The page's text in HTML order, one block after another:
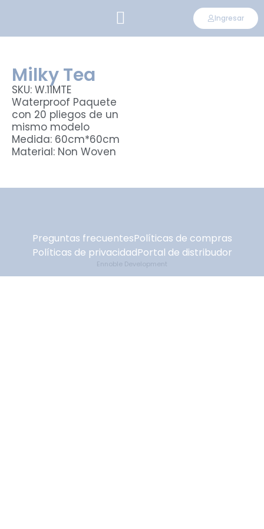
Ingresar
Milky Tea
SKU: W.11MTE
Waterproof Paquete
con 20 pliegos de un
mismo modelo
Medida: 60cm*60cm
Material: Non Woven
Preguntas frecuentesPolíticas de compras
Políticas de privacidadPortal de distribudor
Ennoble Development